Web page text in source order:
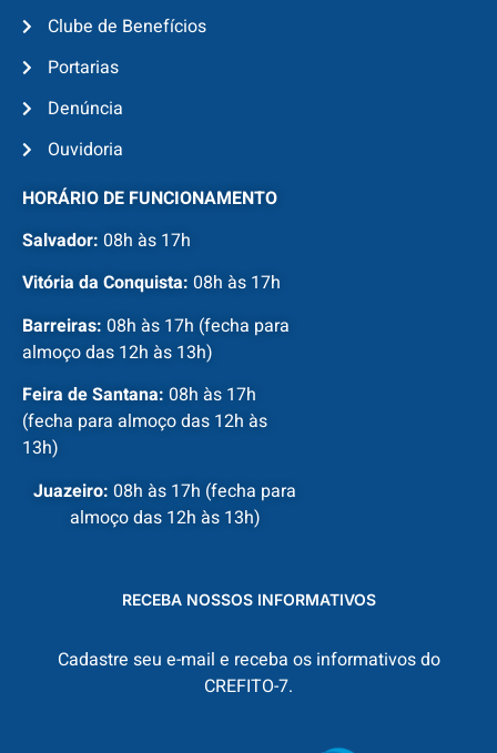
Clube de Benefícios
Portarias
Denúncia
Ouvidoria
HORÁRIO DE FUNCIONAMENTO
Salvador: 08h às 17h
Vitória da Conquista: 08h às 17h
Barreiras: 08h às 17h (fecha para
almoço das 12h às 13h)
Feira de Santana: 08h às 17h
(fecha para almoço das 12h às
13h)
Juazeiro: 08h às 17h (fecha para
almoço das 12h às 13h)
RECEBA NOSSOS INFORMATIVOS
Cadastre seu e-mail e receba os informativos do
CREFITO-7.